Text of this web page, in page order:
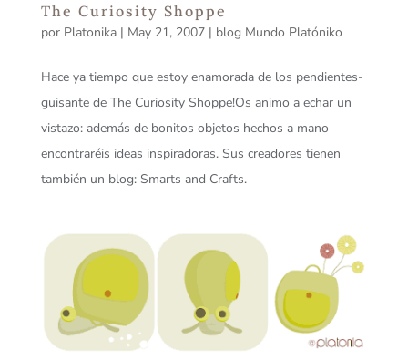
The Curiosity Shoppe
por Platonika| May 21, 2007| blog Mundo Platóniko
Hace ya tiempo que estoy enamorada de los pendientes-
guisante de The Curiosity Shoppe!Os animo a echar un
vistazo: además de bonitos objetos hechos a mano
encontraréis ideas inspiradoras. Sus creadores tienen
también un blog: Smarts and Crafts.